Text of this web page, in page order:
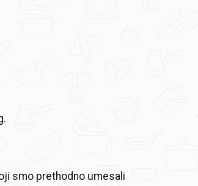
smo prethodno umesali